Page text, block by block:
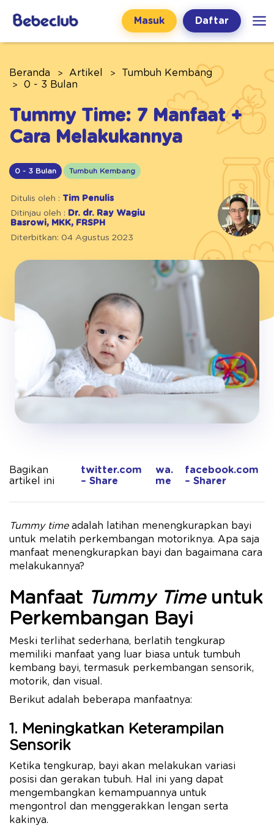
Masuk Daftar
Beranda Artikel
Tumbuh Kembang
0 - 3 Bulan
Tummy Time: 7 Manfaat +
Cara Melakukannya
0 - 3 Bulan Tumbuh Kembang
Ditulis oleh : Tim Penulis
Ditinjau oleh : Dr. dr. Ray Wagiu
Basrowi, MKK, FRSPH
Diterbitkan: 04 Agustus 2023
Bagikan
artikel ini
twitter.com
– Share
wa.
me
facebook.com
– Sharer
Tummy timeadalah latihan menengkurapkan bayi
untuk melatih perkembangan motoriknya. Apa saja
manfaat menengkurapkan bayi dan bagaimana cara
melakukannya?
Manfaat Tummy Timeuntuk
Perkembangan Bayi
Meski terlihat sederhana, berlatih tengkurap
memiliki manfaat yang luar biasa untuk tumbuh
kembang bayi, termasuk perkembangan sensorik,
motorik, dan visual.
Berikut adalah beberapa manfaatnya:
1. Meningkatkan Keterampilan
Sensorik
Ketika tengkurap, bayi akan melakukan variasi
posisi dan gerakan tubuh. Hal ini yang dapat
mengembangkan kemampuannya untuk
mengontrol dan menggerakkan lengan serta
kakinya.